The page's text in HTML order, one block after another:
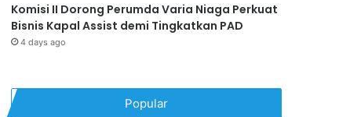
Komisi II Dorong Perumda Varia Niaga Perkuat
Bisnis Kapal Assist demi Tingkatkan PAD
4 days ago
Popular